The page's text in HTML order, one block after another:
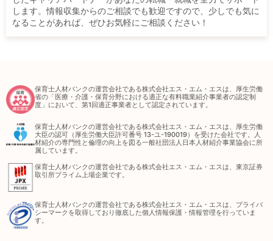
します。情報収集からのご相談でも歓迎ですので、少しでも気に
なることがあれば、ぜひお気軽にご相談ください！
保育士人材バンクの運営会社である株式会社エス・エム・エスは、厚生労働
省の「医療・介護・保育分野における適正な有料職業紹介事業者の認定制
度」において、第1回適正事業者として認定されています。
保育士人材バンクの運営会社である株式会社エス・エム・エスは、厚生労働
大臣の認可（厚生労働大臣許可番号 13-ユ-190019）を受けた会社です。人
材紹介の専門性と倫理の向上を図る一般社団法人日本人材紹介事業協会に所
属しています。
保育士人材バンクの運営会社である株式会社エス・エム・エスは、東京証券
取引所プライム上場企業です。
保育士人材バンクの運営会社である株式会社エス・エム・エスは、プライバ
シーマークを取得しており徹底した個人情報保護・情報管理を行っていま
す。